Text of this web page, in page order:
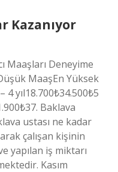
Kazanıyor
Maaşları Deneyime
MaaşEn Yüksek
4 yıl18.700₺34.500₺5
Baklava
ustası ne kadar
çalışan kişinin
yapılan iş miktarı
Kasım